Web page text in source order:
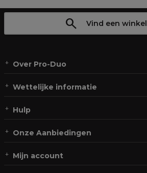
Vind een winkel
Over Pro-Duo
Wettelijke informatie
Hulp
Onze Aanbiedingen
Mijn account